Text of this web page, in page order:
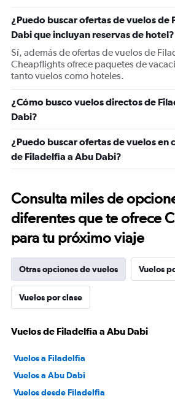
¿Puedo buscar ofertas de vuelos de
Dabi que incluyan reservas de hotel?
Sí, además de ofertas de vuelos de
Cheapflights ofrece paquetes de
tanto vuelos como hoteles.
¿Cómo busco vuelos directos de
Dabi?
¿Puedo buscar ofertas de vuelos en
de Filadelfia a Abu Dabi?
Consulta miles de
diferentes que te ofrece
para tu próximo viaje
Otras opciones de vuelos Vuelos
Vuelos por clase
Vuelos de Filadelfia a Abu Dabi
Vuelos a Filadelfia
Vuelos a Abu Dabi
Vuelos desde Filadelfia